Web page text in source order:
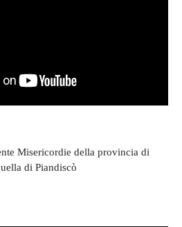
Misericordie della provincia di
di Piandiscò